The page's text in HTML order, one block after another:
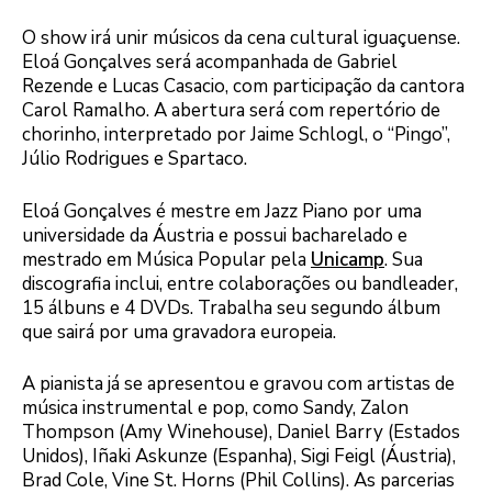
O show irá unir músicos da cena cultural iguaçuense.
Eloá Gonçalves será acompanhada de Gabriel
Rezende e Lucas Casacio, com participação da cantora
Carol Ramalho. A abertura será com repertório de
chorinho, interpretado por Jaime Schlogl, o “Pingo”,
Júlio Rodrigues e Spartaco.
Eloá Gonçalves é mestre em Jazz Piano por uma
universidade da Áustria e possui bacharelado e
mestrado em Música Popular pela Unicamp. Sua
discografia inclui, entre colaborações ou bandleader,
15 álbuns e 4 DVDs. Trabalha seu segundo álbum
que sairá por uma gravadora europeia.
A pianista já se apresentou e gravou com artistas de
música instrumental e pop, como Sandy, Zalon
Thompson (Amy Winehouse), Daniel Barry (Estados
Unidos), Iñaki Askunze (Espanha), Sigi Feigl (Áustria),
Brad Cole, Vine St. Horns (Phil Collins). As parcerias